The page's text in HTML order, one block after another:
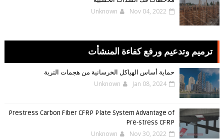
Unknown Nov 04, 2022
ترميم وتدعيم ورفع كفاءة المنشأت
حماية أساس الهياكل الخرسانية من هجمات التربة
Unknown Jan 08, 2024
Prestress Carbon Fiber CFRP Plate System Advantage of
Pre-stress CFRP
Unknown Nov 30, 2022